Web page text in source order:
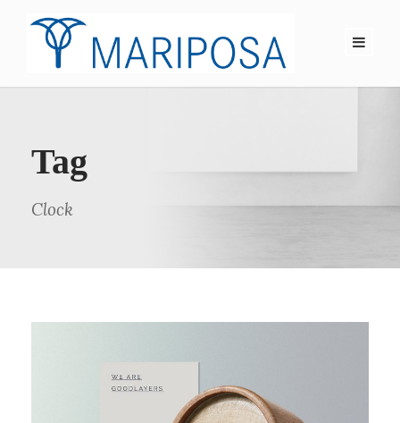
Tag
Clock